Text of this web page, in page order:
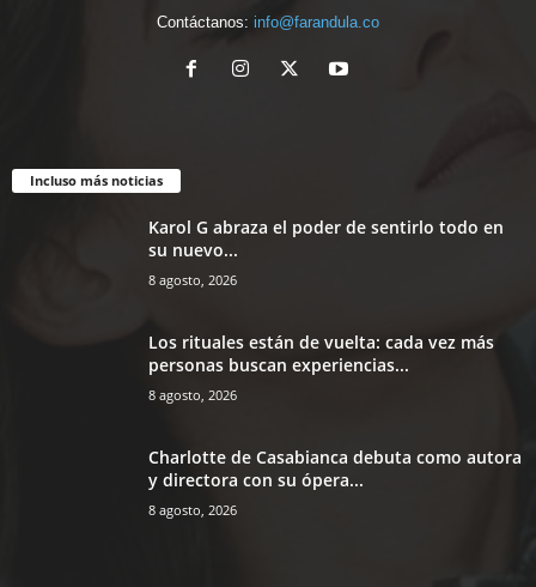
Contáctanos: info@farandula.co
Incluso más noticias
Karol G abraza el poder de sentirlo todo en
su nuevo...
8 agosto, 2026
Los rituales están de vuelta: cada vez más
personas buscan experiencias...
8 agosto, 2026
Charlotte de Casabianca debuta como autora
y directora con su ópera...
8 agosto, 2026